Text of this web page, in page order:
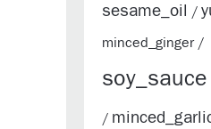
sesame_oil /
minced_ginger/
soy_sauce
/